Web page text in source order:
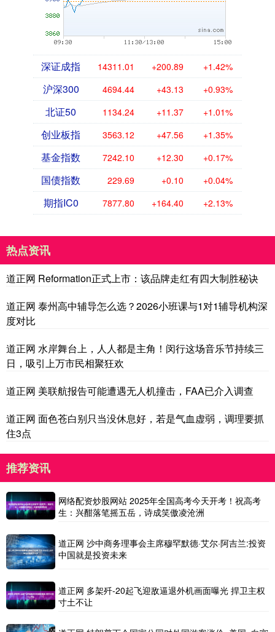
深证成指 14311.01 +200.89 +1.42%
沪深300 4694.44 +43.13 +0.93%
北证50 1134.24 +11.37 +1.01%
创业板指 3563.12 +47.56 +1.35%
基金指数 7242.10 +12.30 +0.17%
国债指数 229.69 +0.10 +0.04%
期指IC0 7877.80 +164.40 +2.13%
热点资讯
道正网 Reformation正式上市：该品牌走红有四大制胜秘诀
道正网 泰州高中辅导怎么选？2026小班课与1对1辅导机构深
度对比
道正网 水岸舞台上，人人都是主角！闵行这场音乐节持续三
日，吸引上万市民相聚狂欢
道正网 美联航报告可能遭遇无人机撞击，FAA已介入调查
道正网 面色苍白别只当没休息好，若是气血虚弱，调理要抓
住3点
推荐资讯
网络配资炒股网站 2025年全国高考今天开考！祝高考
生：兴酣落笔摇五岳，诗成笑傲凌沧洲
道正网 沙中商务理事会主席穆罕默德·艾尔·阿吉兰:投资
中国就是投资未来
道正网 多架歼-20起飞迎敌逼退外机画面曝光 捍卫主权
寸土不让